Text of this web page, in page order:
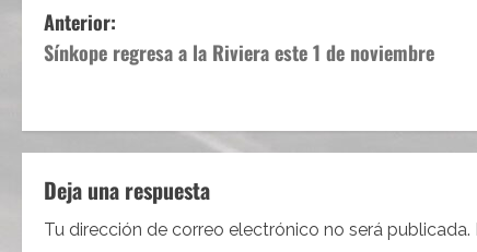
N
a
v
e
g
Anterior:
Sínkope regresa a la Riviera este 1 de noviembre
Deja una respuesta
Tu dirección de correo electrónico no será publicada.